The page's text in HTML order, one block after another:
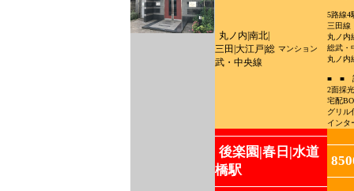
丸ノ内|南北|
三田|大江戸|総
武・中央線
マンション
5路線4
三田線
丸ノ内
総武・
丸ノ内
■ ■
2面採
宅配
グリル
イン
後楽園|春日|水道
橋駅